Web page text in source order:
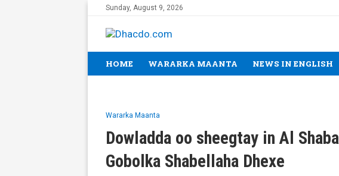
Sunday, August 9, 2026
HOME WARARKA MAANTA NEWS IN ENGLISH
Wararka Maanta
Dowladda oo sheegtay in Al
Gobolka Shabellaha Dhexe